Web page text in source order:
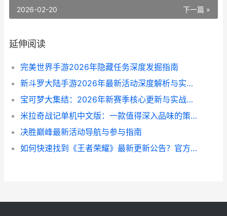
下一篇 »
2026-02-20
延伸阅读
完美世界手游2026年隐藏任务深度发掘指南
新斗罗大陆手游2026年最新活动深度解析与实战指南
宝可梦大集结：2026年新赛季核心更新与实战策略解析
米拉奇战记单机中文版：一款值得深入品味的策略小品
决胜巅峰最新活动导航与参与指南
如何快速找到《王者荣耀》最新更新公告？官方与第三方渠道全解析